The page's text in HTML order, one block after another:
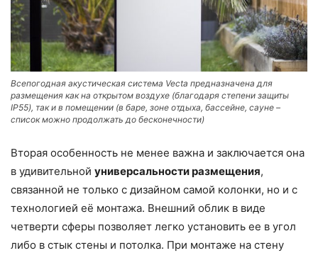
Всепогодная акустическая система Vecta предназначена для
размещения как на открытом воздухе (благодаря степени защиты
IP55), так и в помещении (в баре, зоне отдыха, бассейне, сауне –
список можно продолжать до бесконечности)
Вторая особенность не менее важна и заключается она
в удивительной универсальности размещения,
связанной не только с дизайном самой колонки, но и с
технологией её монтажа. Внешний облик в виде
четверти сферы позволяет легко установить ее в угол
либо в стык стены и потолка. При монтаже на стену